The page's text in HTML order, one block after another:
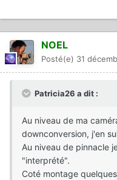
NOEL
Posté(e) 31
Patricia26 a dit :
Au niveau de ma
downconversion, j'en
Au niveau de pinnacle
"interprété".
Coté montage